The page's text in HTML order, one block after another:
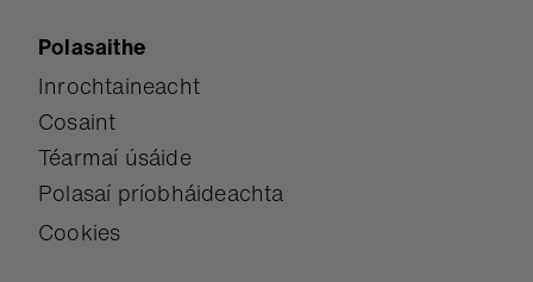
Polasaithe
Inrochtaineacht
Cosaint
Téarmaí úsáide
Polasaí príobháideachta
Cookies